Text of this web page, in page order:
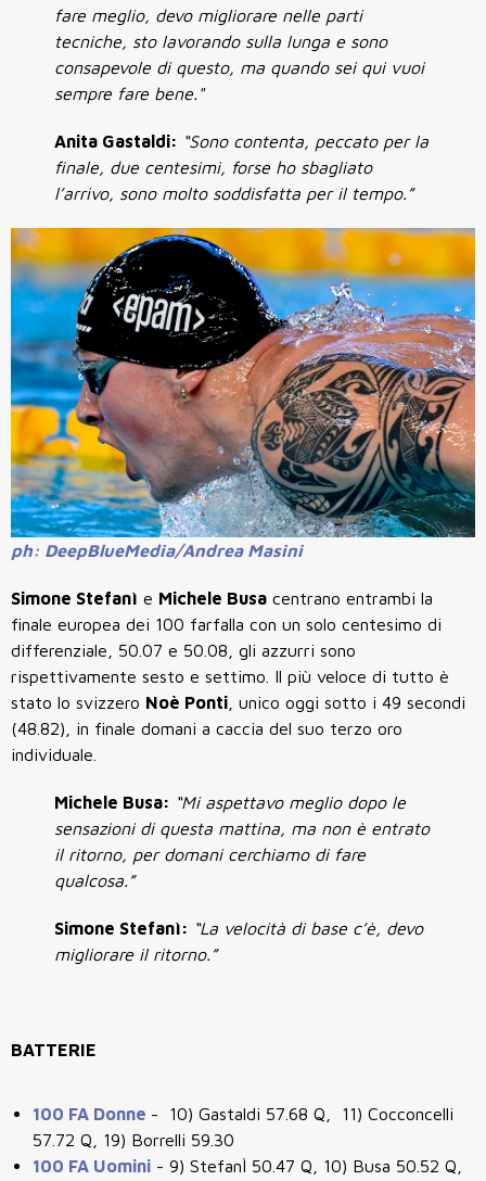
fare meglio, devo migliorare nelle parti
tecniche, sto lavorando sulla lunga e sono
consapevole di questo, ma quando sei qui vuoi
sempre fare bene."
Anita Gastaldi: “Sono contenta, peccato per la
finale, due centesimi, forse ho sbagliato
l’arrivo, sono molto soddisfatta per il tempo.”
ph: DeepBlueMedia/Andrea Masini
Simone Stefanì e Michele Busa centrano entrambi la
finale europea dei 100 farfalla con un solo centesimo di
differenziale, 50.07 e 50.08, gli azzurri sono
rispettivamente sesto e settimo. Il più veloce di tutto è
stato lo svizzero Noè Ponti , unico oggi sotto i 49 secondi
(48.82), in finale domani a caccia del suo terzo oro
individuale.
Michele Busa: “Mi aspettavo meglio dopo le
sensazioni di questa mattina, ma non è entrato
il ritorno, per domani cerchiamo di fare
qualcosa.”
Simone Stefanì: “La velocità di base c’è, devo
migliorare il ritorno.”
BATTERIE
100 FA Donne - 10) Gastaldi 57.68 Q, 11) Cocconcelli
57.72 Q, 19) Borrelli 59.30
100 FA Uomini - 9) StefanÌ 50.47 Q, 10) Busa 50.52 Q,